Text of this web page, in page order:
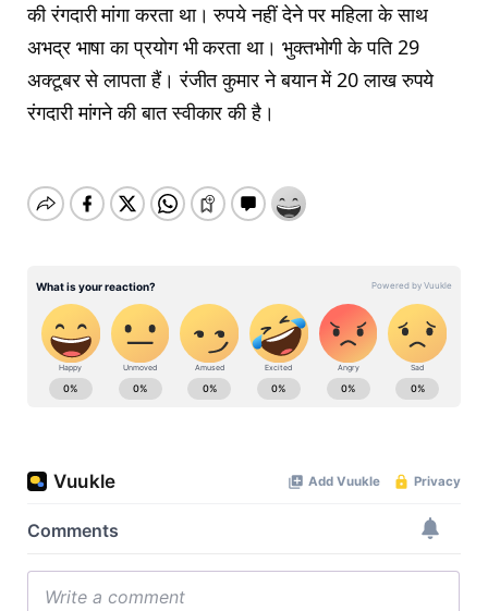
की रंगदारी मांगा करता था। रुपये नहीं देने पर महिला के साथ
अभद्र भाषा का प्रयोग भी करता था। भुक्तभोगी के पति 29
अक्टूबर से लापता हैं। रंजीत कुमार ने बयान में 20 लाख रुपये
रंगदारी मांगने की बात स्वीकार की है।